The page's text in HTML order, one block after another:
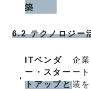
築
6.2 テクノロジー
ITベンダ
ー・スター
トアップと
企
ー
装